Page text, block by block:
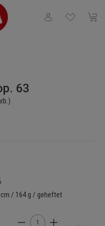
Du hast 0
63
/ 164 g / geheftet
Produkt Anzahl: Gib